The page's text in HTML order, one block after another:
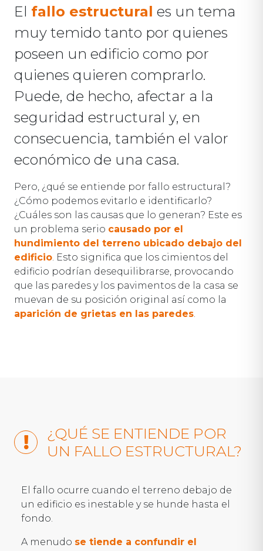
El fallo estructural es un tema
muy temido tanto por quienes
poseen un edificio como por
quienes quieren comprarlo.
Puede, de hecho, afectar a la
seguridad estructural y, en
consecuencia, también el valor
económico de una casa.
Pero, ¿qué se entiende por fallo estructural?
¿Cómo podemos evitarlo e identificarlo?
¿Cuáles son las causas que lo generan? Este es
un problema serio causado por el
hundimiento del terreno ubicado debajo del
edificio . Esto significa que los cimientos del
edificio podrían desequilibrarse, provocando
que las paredes y los pavimentos de la casa se
muevan de su posición original así como la
aparición de grietas en las paredes
¿QUÉ SE ENTIENDE POR
UN FALLO ESTRUCTURAL?
El fallo ocurre cuando el terreno debajo de
un edificio es inestable y se hunde hasta el
fondo.
A menudo se tiende a confundir el